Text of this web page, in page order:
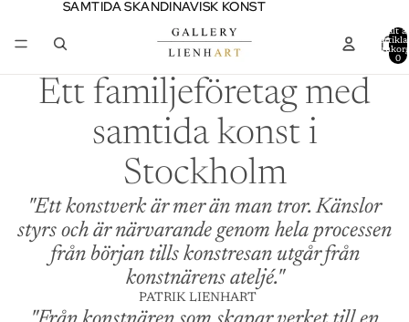
SAMTIDA SKANDINAVISK KONST
SAMTIDA SKANDINAVISK KONST
Totalt
0
Ett familjeföretag med
samtida konst i
Stockholm
"Ett konstverk är mer än man tror. Känslor
styrs och är närvarande genom hela processen
från början tills konstresan utgår från
konstnärens ateljé."
PATRIK LIENHART